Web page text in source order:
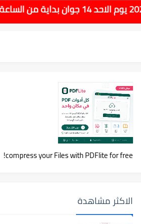
compress your Files with PDFlite for free!
الاكثر مشاهدة